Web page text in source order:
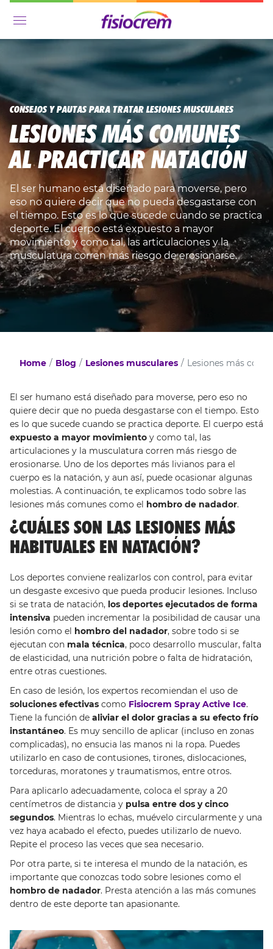
Menú
CONSEJOS Y PAUTAS PARA TRATAR LESIONES MUSCULARES
LESIONES MÁS COMUNES
AL PRACTICAR NATACIÓN
El ser humano está diseñado para moverse, pero
eso no quiere decir que no pueda desgastarse con
el tiempo. Esto es lo que sucede cuando se practica
deporte. El cuerpo está expuesto a mayor
movimiento y como tal, las articulaciones y la
musculatura corren más riesgo de erosionarse.
Home Blog Lesiones musculares Lesiones más
El ser humano está diseñado para moverse, pero eso no
quiere decir que no pueda desgastarse con el tiempo. Esto
es lo que sucede cuando se practica deporte. El cuerpo está
expuesto a mayor movimiento y como tal, las
articulaciones y la musculatura corren más riesgo de
erosionarse. Uno de los deportes más livianos para el
cuerpo es la natación, y aun así, puede ocasionar algunas
molestias. A continuación, te explicamos todo sobre las
lesiones más comunes como el hombro de nadador.
¿CUÁLES SON LAS LESIONES MÁS
HABITUALES EN NATACIÓN?
Los deportes conviene realizarlos con control, para evitar
un desgaste excesivo que pueda producir lesiones. Incluso
si se trata de natación, los deportes ejecutados de forma
intensiva pueden incrementar la posibilidad de causar una
lesión como el hombro del nadador, sobre todo si se
ejecutan con mala técnica, poco desarrollo muscular, falta
de elasticidad, una nutrición pobre o falta de hidratación,
entre otras cuestiones.
En caso de lesión, los expertos recomiendan el uso de
soluciones efectivas como Fisiocrem Spray Active Ice.
Tiene la función de aliviar el dolor gracias a su efecto frío
instantáneo. Es muy sencillo de aplicar (incluso en zonas
complicadas), no ensucia las manos ni la ropa. Puedes
utilizarlo en caso de contusiones, tirones, dislocaciones,
torceduras, moratones y traumatismos, entre otros.
Para aplicarlo adecuadamente, coloca el spray a 20
centímetros de distancia y pulsa entre dos y cinco
segundos. Mientras lo echas, muévelo circularmente y una
vez haya acabado el efecto, puedes utilizarlo de nuevo.
Repite el proceso las veces que sea necesario.
Por otra parte, si te interesa el mundo de la natación, es
importante que conozcas todo sobre lesiones como el
hombro de nadador. Presta atención a las más comunes
dentro de este deporte tan apasionante.